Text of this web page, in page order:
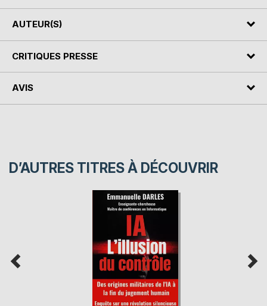
AUTEUR(S)
CRITIQUES PRESSE
AVIS
D’AUTRES TITRES À DÉCOUVRIR